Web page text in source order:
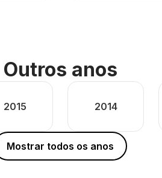
Outros anos
2015 2014
Mostrar todos os anos